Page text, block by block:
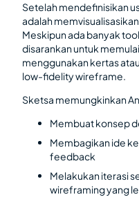
Setelah mendefinisikan
adalah
Meskipun ada banyak
disarankan untuk
menggunakan kertas
low-fidelity wireframe.
Sketsa memungkinkan
Membuat konsep
Membagikan ide
feedback
Melakukan iterasi
wireframing yang